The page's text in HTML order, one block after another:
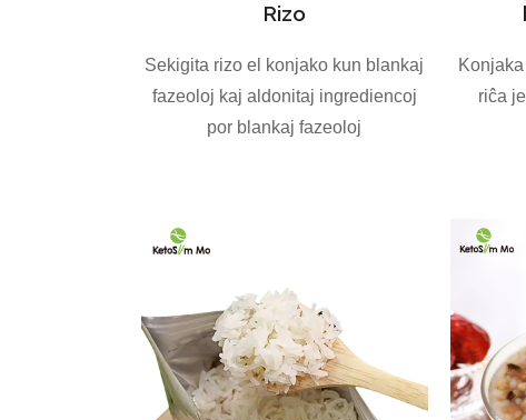
Rizo
Sekigita rizo el konjako kun blankaj
fazeoloj kaj aldonitaj ingrediencoj
por blankaj fazeoloj
riĉa